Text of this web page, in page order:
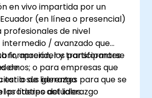
en vivo impartida por un
(en línea o presencial)
profesionales de nivel
/ avanzado que
aprender y transformarse
o para empresas que
a sus gerentes para que se
los líderes actuales.
formación, los participantes
de:
estilo de liderazgo
prototipo del liderazgo